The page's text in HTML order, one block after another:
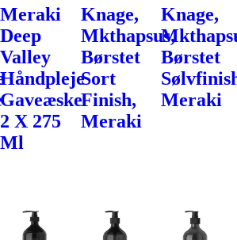
Meraki
Deep
Valley
Håndpleje
Gaveæske
2 X 275
Ml
Knage,
Mkthapsus,
Børstet
Sort
Finish,
Meraki
Knage,
Børstet
Meraki